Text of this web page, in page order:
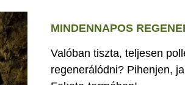
MINDENNAPOS
Valóban tiszta, teljesen
regenerálódni? Pihenjen,